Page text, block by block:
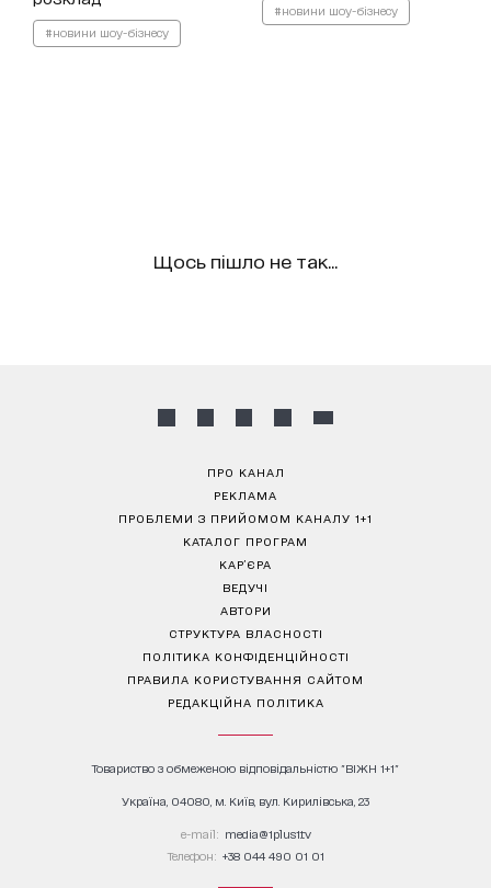
#новини шоу-бізнесу
#новини шоу-бізнесу
Щось пішло не так...
ПРО КАНАЛ
РЕКЛАМА
ПРОБЛЕМИ З ПРИЙОМОМ КАНАЛУ 1+1
КАТАЛОГ ПРОГРАМ
КАР’ЄРА
ВЕДУЧІ
АВТОРИ
СТРУКТУРА ВЛАСНОСТІ
ПОЛІТИКА КОНФІДЕНЦІЙНОСТІ
ПРАВИЛА КОРИСТУВАННЯ САЙТОМ
РЕДАКЦІЙНА ПОЛІТИКА
Товариство з обмеженою відповідальністю "ВІЖН 1+1"
Україна, 04080, м. Київ, вул. Кирилівська, 23
е-mail: media@1plus1.tv
Телефон: +38 044 490 01 01